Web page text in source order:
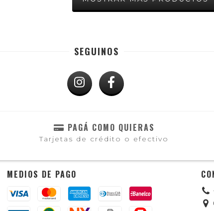
SEGUINOS
PAGÁ COMO QUIERAS
Tarjetas de crédito o efectivo
MEDIOS DE PAGO